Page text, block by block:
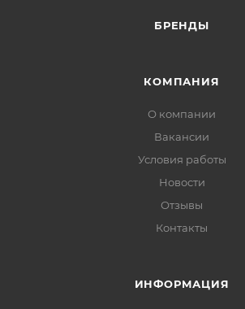
БРЕНДЫ
КОМПАНИЯ
О компании
Вакансии
Условия работы
Новости
Отзывы
Контакты
ИНФОРМАЦИЯ